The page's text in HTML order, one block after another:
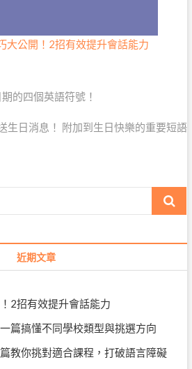
大公開！2招有效提升會話能力
的四個英語符號！
生日消息！ 附加到生日快樂的重要短語
Search
近期文章
2招有效提升會話能力
篇搞懂不同學校類型與挑選方向
教你挑對適合課程，打破語言障礙